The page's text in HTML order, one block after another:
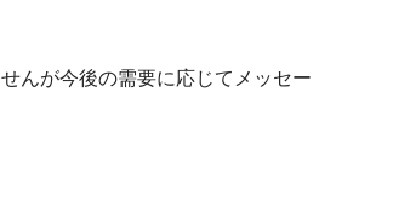
んが今後の需要に応じてメッセー